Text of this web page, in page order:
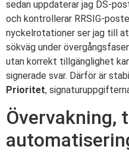
sedan uppdaterar jag DS-
och kontrollerar RRSIG-
nyckelrotationer ser jag till
sökväg under
utan korrekt tillgänglighet
signerade svar. Därför är
Prioritet,
Övervakning,